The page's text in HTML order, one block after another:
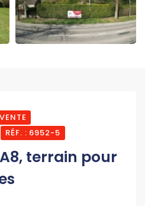
VENTE
RÉF. : 6952-5
terrain pour